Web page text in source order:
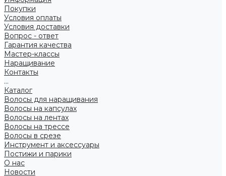
Покупки
Условия оплаты
Условия доставки
Вопрос - ответ
Гарантия качества
Мастер-классы
Наращивание
Контакты
...
Каталог
Волосы для наращивания
Волосы на капсулах
Волосы на лентах
Волосы на трессе
Волосы в срезе
Инструмент и аксессуары
Постижи и парики
О нас
Новости